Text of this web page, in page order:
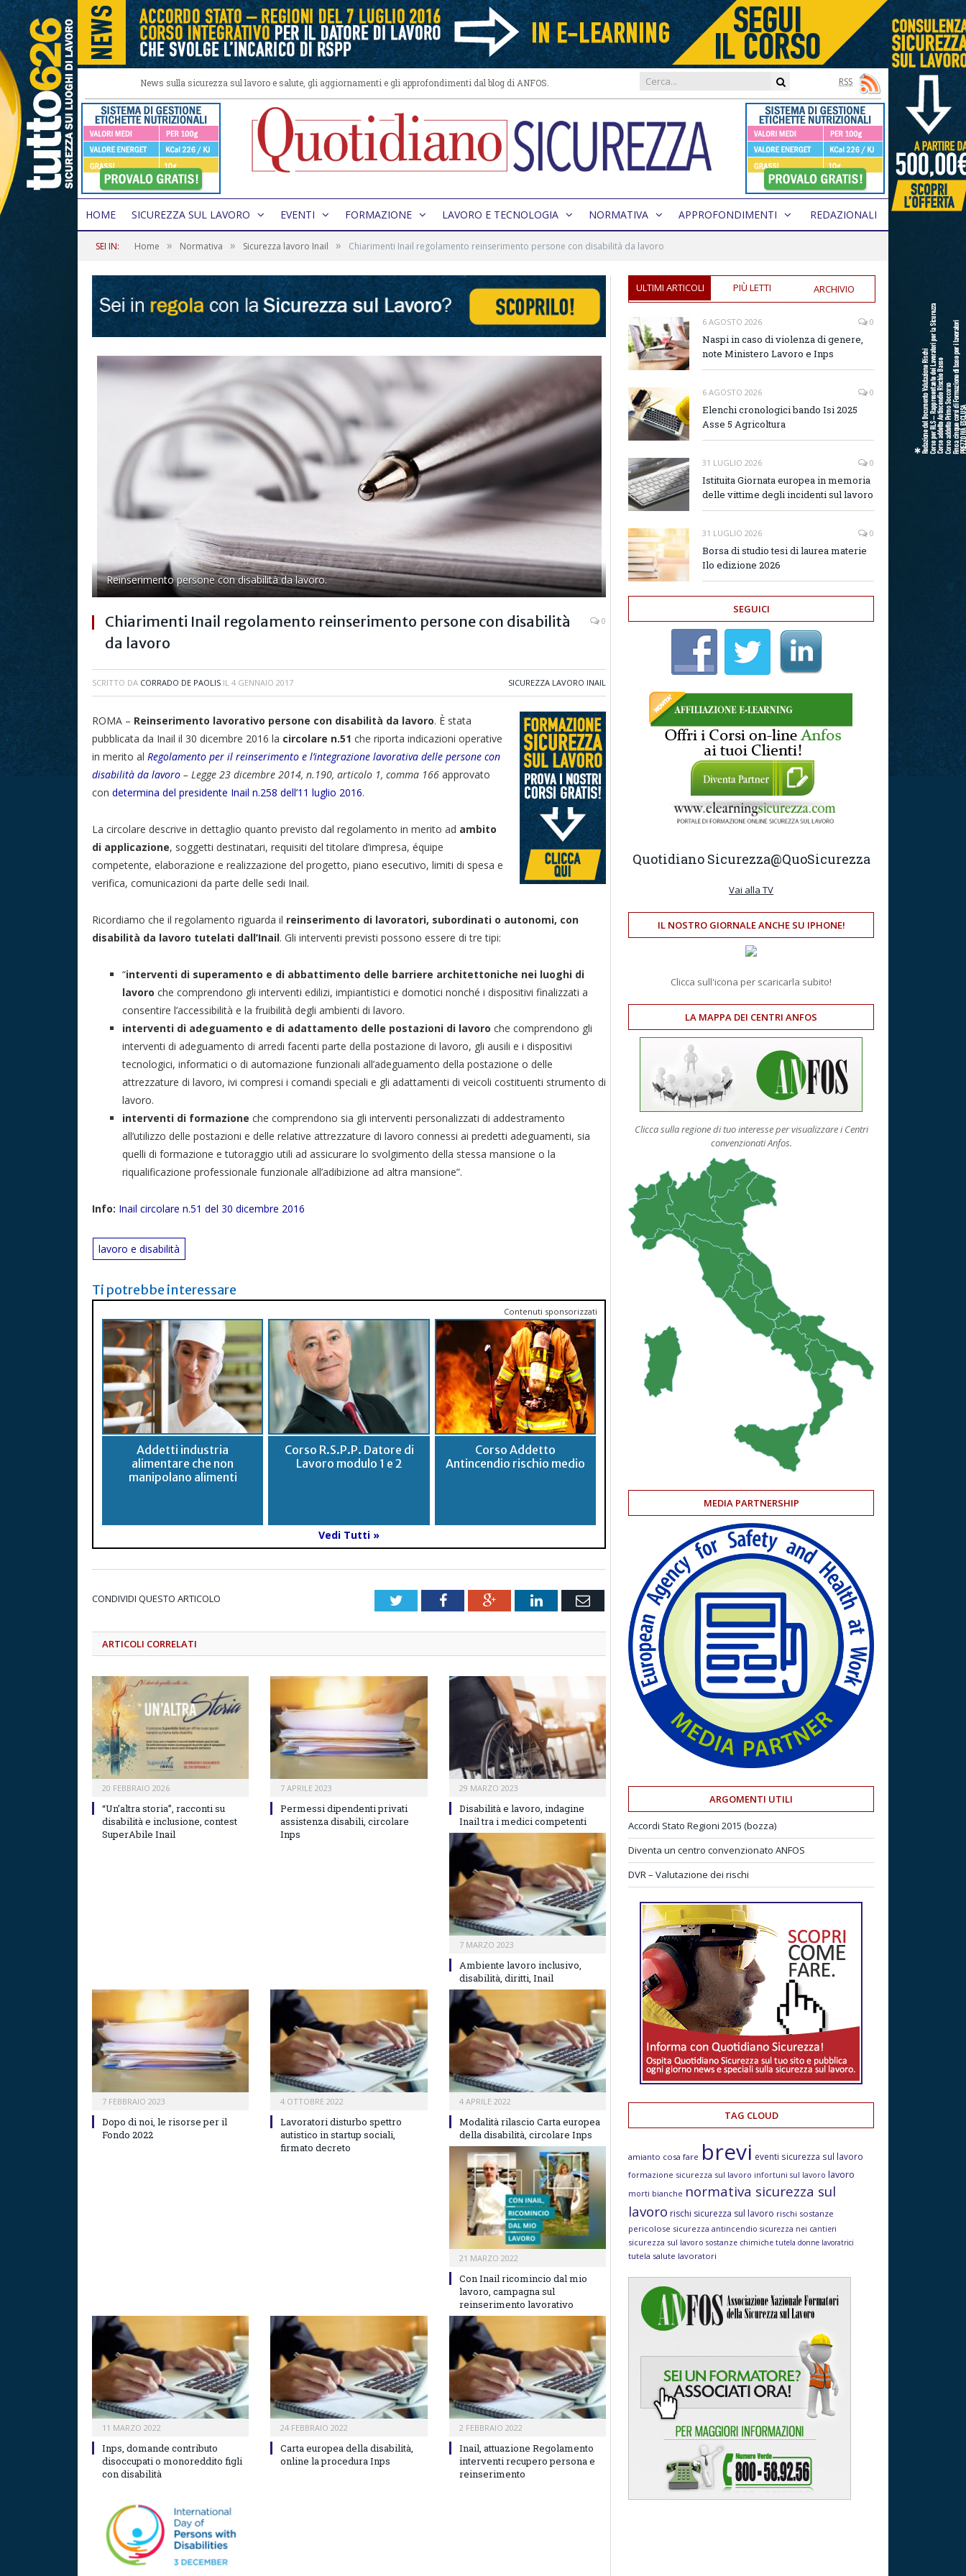
News sulla sicurezza sul lavoro e salute, gli aggiornamenti e gli approfondimenti dal blog di ANFOS. RSS
HOME SICUREZZA SUL LAVORO EVENTI FORMAZIONE LAVORO E TECNOLOGIA NORMATIVA APPROFONDIMENTI REDAZIONALI
SEI IN: Home » Normativa » Sicurezza lavoro Inail » Chiarimenti Inail regolamento reinserimento persone con disabilità da lavoro
Reinserimento persone con disabilità da lavoro.
Chiarimenti Inail regolamento reinserimento persone con disabilità
da lavoro
0
SCRITTO DA CORRADO DE PAOLIS IL 4 GENNAIO 2017 SICUREZZA LAVORO INAIL
ROMA – Reinserimento lavorativo persone con disabilità da lavoro. È stata
pubblicata da Inail il 30 dicembre 2016 la circolare n.51 che riporta indicazioni operative
in merito al Regolamento per il reinserimento e l’integrazione lavorativa delle persone con
disabilità da lavoro – Legge 23 dicembre 2014, n.190, articolo 1, comma 166 approvato
con determina del presidente Inail n.258 dell’11 luglio 2016.
La circolare descrive in dettaglio quanto previsto dal regolamento in merito ad ambito
di applicazione, soggetti destinatari, requisiti del titolare d’impresa, équipe
competente, elaborazione e realizzazione del progetto, piano esecutivo, limiti di spesa e
verifica, comunicazioni da parte delle sedi Inail.
Ricordiamo che il regolamento riguarda il reinserimento di lavoratori, subordinati o autonomi, con
disabilità da lavoro tutelati dall’Inail. Gli interventi previsti possono essere di tre tipi:
“interventi di superamento e di abbattimento delle barriere architettoniche nei luoghi di
lavoro che comprendono gli interventi edilizi, impiantistici e domotici nonché i dispositivi finalizzati a
consentire l’accessibilità e la fruibilità degli ambienti di lavoro.
interventi di adeguamento e di adattamento delle postazioni di lavoro che comprendono gli
interventi di adeguamento di arredi facenti parte della postazione di lavoro, gli ausili e i dispositivi
tecnologici, informatici o di automazione funzionali all’adeguamento della postazione o delle
attrezzature di lavoro, ivi compresi i comandi speciali e gli adattamenti di veicoli costituenti strumento di
lavoro.
interventi di formazione che comprendono sia gli interventi personalizzati di addestramento
all’utilizzo delle postazioni e delle relative attrezzature di lavoro connessi ai predetti adeguamenti, sia
quelli di formazione e tutoraggio utili ad assicurare lo svolgimento della stessa mansione o la
riqualificazione professionale funzionale all’adibizione ad altra mansione”.
Info: Inail circolare n.51 del 30 dicembre 2016
lavoro e disabilità
Ti potrebbe interessare
Contenuti sponsorizzati
Addetti industria
alimentare che non
manipolano alimenti
Corso R.S.P.P. Datore di
Lavoro modulo 1 e 2
Corso Addetto
Antincendio rischio medio
Vedi Tutti »
CONDIVIDI QUESTO ARTICOLO TwitterFacebookGoogle+LinkedInEmail
ARTICOLI CORRELATI
20 FEBBRAIO 2026
“Un’altra storia”, racconti su
disabilità e inclusione, contest
SuperAbile Inail
7 APRILE 2023
Permessi dipendenti privati
assistenza disabili, circolare
Inps
29 MARZO 2023
Disabilità e lavoro, indagine
Inail tra i medici competenti
7 MARZO 2023
Ambiente lavoro inclusivo,
disabilità, diritti, Inail
7 FEBBRAIO 2023
Dopo di noi, le risorse per il
Fondo 2022
4 OTTOBRE 2022
Lavoratori disturbo spettro
autistico in startup sociali,
firmato decreto
4 APRILE 2022
Modalità rilascio Carta europea
della disabilità, circolare Inps
21 MARZO 2022
Con Inail ricomincio dal mio
lavoro, campagna sul
reinserimento lavorativo
11 MARZO 2022
Inps, domande contributo
disoccupati o monoreddito figli
con disabilità
24 FEBBRAIO 2022
Carta europea della disabilità,
online la procedura Inps
2 FEBBRAIO 2022
Inail, attuazione Regolamento
interventi recupero persona e
reinserimento
ULTIMI ARTICOLI PIÙ LETTI ARCHIVIO
6 AGOSTO 2026 0
Naspi in caso di violenza di genere,
note Ministero Lavoro e Inps
6 AGOSTO 2026 0
Elenchi cronologici bando Isi 2025
Asse 5 Agricoltura
31 LUGLIO 2026 0
Istituita Giornata europea in memoria
delle vittime degli incidenti sul lavoro
31 LUGLIO 2026 0
Borsa di studio tesi di laurea materie
Ilo edizione 2026
SEGUICI
Quotidiano Sicurezza@QuoSicurezza
Vai alla TV
IL NOSTRO GIORNALE ANCHE SU IPHONE!
Clicca sull'icona per scaricarla subito!
LA MAPPA DEI CENTRI ANFOS
Clicca sulla regione di tuo interesse per visualizzare i Centri
convenzionati Anfos.
MEDIA PARTNERSHIP
ARGOMENTI UTILI
Accordi Stato Regioni 2015 (bozza)
Diventa un centro convenzionato ANFOS
DVR – Valutazione dei rischi
TAG CLOUD
amianto cosa fare brevi eventi sicurezza sul lavoro
formazione sicurezza sul lavoro infortuni sul lavoro lavoro
morti bianche normativa sicurezza sul
lavoro rischi sicurezza sul lavoro rischi sostanze
pericolose sicurezza antincendio sicurezza nei cantieri
sicurezza sul lavoro sostanze chimiche tutela donne lavoratrici
tutela salute lavoratori